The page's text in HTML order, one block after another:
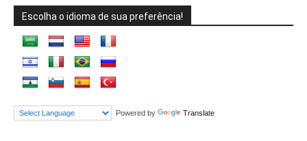
Escolha o idioma de sua preferência!
Powered by Translate